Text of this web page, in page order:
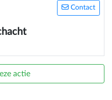
Contact
actie